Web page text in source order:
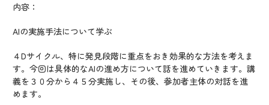
内容：
AIの実施手法について学ぶ
４Dサイクル、特に発見段階に重点をおき効果的な方法を考えま
す。今回は具体的なAIの進め方について話を進めていきます。講
義を３０分から４５分実施し、その後、参加者主体の対話を進
めます。